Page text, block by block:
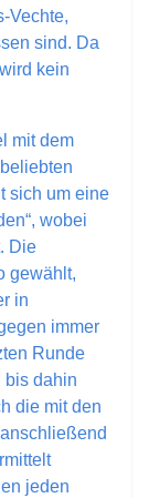
Vechte,
sind. Da
kein
mit dem
sich um eine
wobei
Die
gewählt,
in
immer
Runde
bis dahin
die mit den
jeden